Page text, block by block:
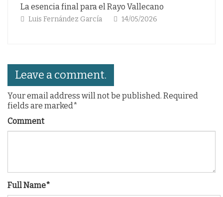
La esencia final para el Rayo Vallecano
Luis Fernández García 14/05/2026
Leave a comment.
Your email address will not be published. Required
fields are marked*
Comment
Full Name*